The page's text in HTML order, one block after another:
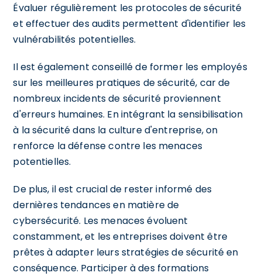
Évaluer régulièrement les protocoles de sécurité
et effectuer des audits permettent d'identifier les
vulnérabilités potentielles.
Il est également conseillé de former les employés
sur les meilleures pratiques de sécurité, car de
nombreux incidents de sécurité proviennent
d'erreurs humaines. En intégrant la sensibilisation
à la sécurité dans la culture d'entreprise, on
renforce la défense contre les menaces
potentielles.
De plus, il est crucial de rester informé des
dernières tendances en matière de
cybersécurité. Les menaces évoluent
constamment, et les entreprises doivent être
prêtes à adapter leurs stratégies de sécurité en
conséquence. Participer à des formations